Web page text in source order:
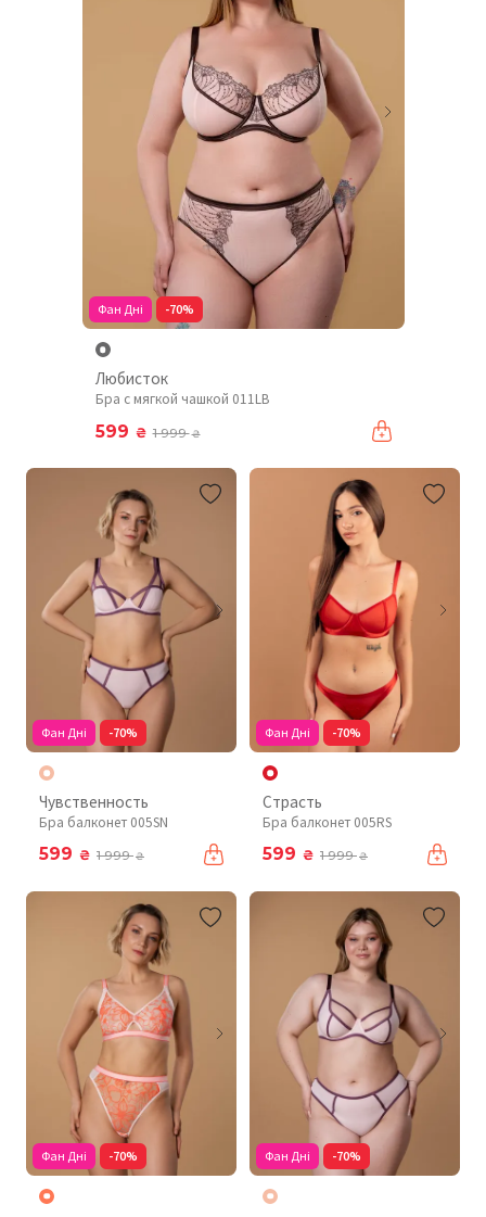
Фан Дні -70%
Любисток
Бра с мягкой чашкой 011LB
599 ₴ 1 999₴
Фан Дні -70%
Чувственность
Бра балконет 005SN
599 ₴ 1 999₴
Фан Дні -70%
Страсть
Бра балконет 005RS
599 ₴ 1 999₴
Фан Дні -70% Фан Дні -70%